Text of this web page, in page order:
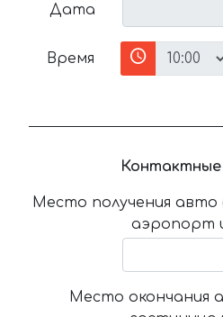
Дата
Время
Место получения авто
аэропорт
Место окончания